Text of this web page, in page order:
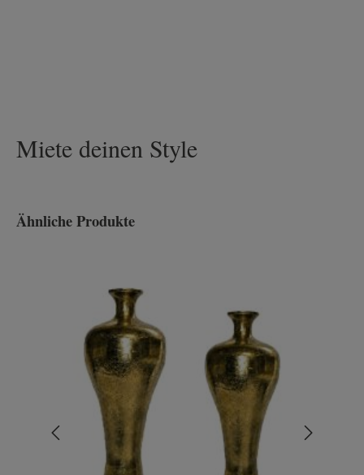
Miete deinen Style
Produktgalerie überspringen
Ähnliche Produkte